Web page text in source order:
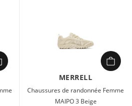
MERRELL
Chaussures de randonnée Femme
MAIPO 3 Beige